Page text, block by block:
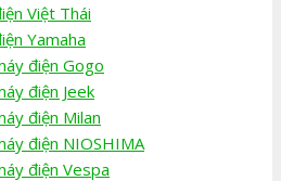
Việt Thái
Yamaha
điện Gogo
điện Jeek
điện Milan
điện NIOSHIMA
điện Vespa